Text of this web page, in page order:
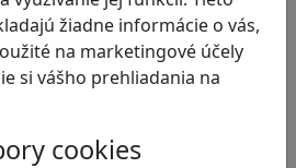
žiadne informácie o vás,
na marketingové účely
si vášho prehliadania na
cookies
bojujú proti
Hra Bunky v
lekciou o imunite
sa skrýva mobilná akčná…